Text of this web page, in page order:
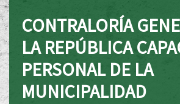
CONTRALORÍA
LA REPÚBLICA
PERSONAL DE LA
MUNICIPALIDAD